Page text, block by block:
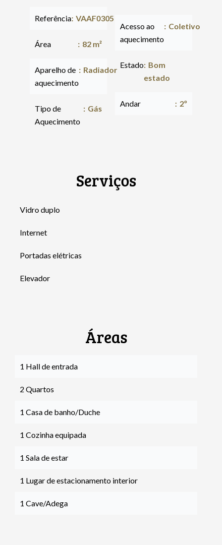
Referência VAAF0305
Área 82 m²
Aparelho de
aquecimento
Radiador
Tipo de
Aquecimento
Gás
Acesso ao
aquecimento
Coletivo
Estado Bom
estado
Andar 2º
Serviços
Vidro duplo
Internet
Portadas elétricas
Elevador
Áreas
1 Hall de entrada
2 Quartos
1 Casa de banho/Duche
1 Cozinha equipada
1 Sala de estar
1 Lugar de estacionamento interior
1 Cave/Adega